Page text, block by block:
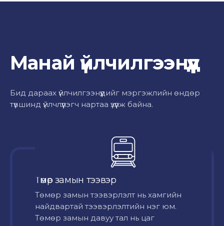
Манай үйлчилгээнүүд
Бид дараах үйлчилгээнүүдийг мэргэжлийн өндөр
түвшинд үйлчлүүлэгч нартаа үзүүлж байна.
Төмөр замын тээвэр
Төмөр замын тээвэрлэлт нь хамгийн
найдвартай тээвэрлэлтийн нэг юм.
Төмөр замын давуу тал нь цаг